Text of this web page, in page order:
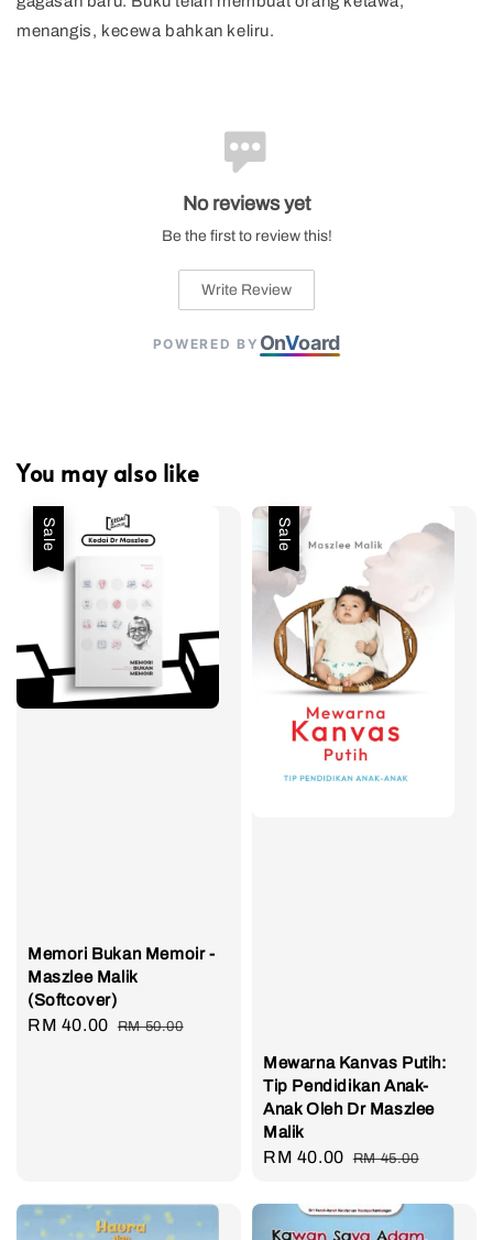
menangis, kecewa bahkan keliru.
No reviews yet
Be the first to review this!
Write Review
POWERED BY OnVoard
You may also like
Sale
Memori Bukan Memoir -
Maszlee Malik
(Softcover)
Sale
RM 40.00 Regular
RM 50.00
Sale
Mewarna Kanvas Putih:
Tip Pendidikan Anak-
Anak Oleh Dr Maszlee
Malik
Sale
RM 40.00 Regular
RM 45.00